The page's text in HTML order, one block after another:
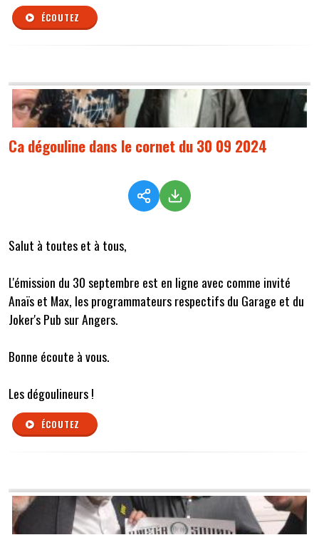
ÉCOUTEZ
Ca dégouline dans le cornet du 30 09 2024
Salut à toutes et à tous,
L'émission du 30 septembre est en ligne avec comme invité
Anaïs et Max, les programmateurs respectifs du Garage et du
Joker's Pub sur Angers.
Bonne écoute à vous.
Les dégoulineurs !
ÉCOUTEZ